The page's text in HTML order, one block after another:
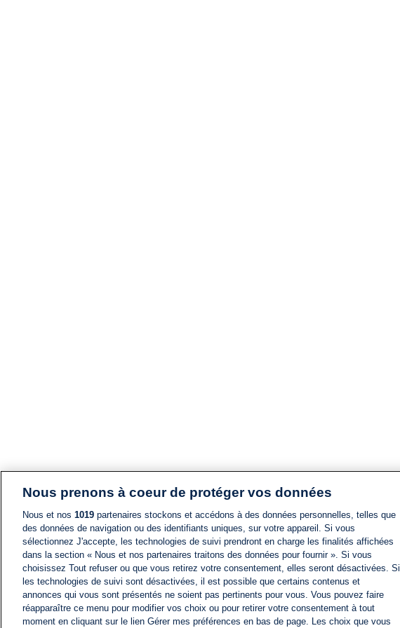
Nous prenons à coeur de protéger vos données
Nous et nos 1019 partenaires stockons et accédons à des données personnelles, telles que
des données de navigation ou des identifiants uniques, sur votre appareil. Si vous
sélectionnez J'accepte, les technologies de suivi prendront en charge les finalités affichées
dans la section « Nous et nos partenaires traitons des données pour fournir ». Si vous
choisissez Tout refuser ou que vous retirez votre consentement, elles seront désactivées. Si
les technologies de suivi sont désactivées, il est possible que certains contenus et
annonces qui vous sont présentés ne soient pas pertinents pour vous. Vous pouvez faire
réapparaître ce menu pour modifier vos choix ou pour retirer votre consentement à tout
moment en cliquant sur le lien Gérer mes préférences en bas de page. Les choix que vous